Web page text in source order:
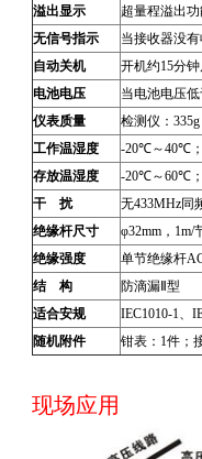
溢出显示
超量程溢出功
无信号指示
当接收器没
自动关机
开机约15分
电池电压
当电池电压
仪表质量
检测仪：
工作温湿度
-20℃～40℃；
存放温湿度
-20℃～60℃；
干
扰
无433MHz同
绝缘杆尺寸
φ32mm，1m/
绝缘强度
单节绝缘杆
结
构
防滴漏Ⅱ型
适合安规
IEC1010-1、
随机附件
钳表：1件；
现场应用